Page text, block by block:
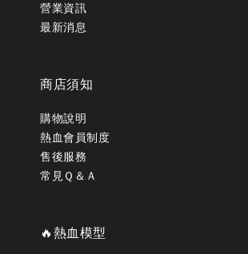
營業資訊
最新消息
商店須知
購物說明
熱血會員制度
售後服務
常見Ｑ＆Ａ
🔥熱血模型